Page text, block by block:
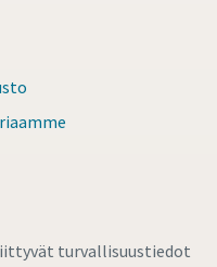
turvallisuustiedot